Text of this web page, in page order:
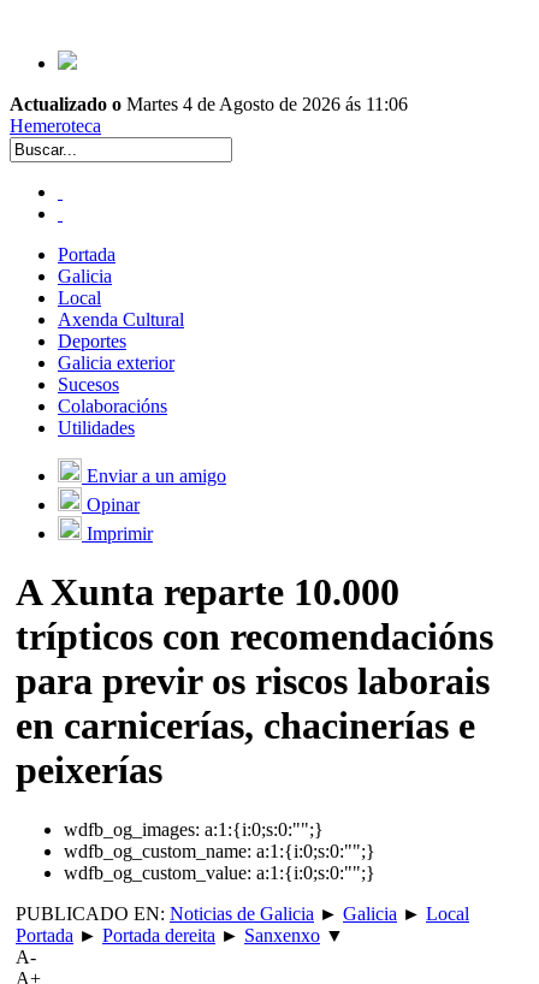
Actualizado o Martes 4 de Agosto de 2026 ás 11:06
Hemeroteca
Portada
Galicia
Local
Axenda Cultural
Deportes
Galicia exterior
Sucesos
Colaboracións
Utilidades
Enviar a un amigo
Opinar
Imprimir
A Xunta reparte 10.000
trípticos con recomendacións
para previr os riscos laborais
en carnicerías, chacinerías e
peixerías
wdfb_og_images: a:1:{i:0;s:0:"";}
wdfb_og_custom_name: a:1:{i:0;s:0:"";}
wdfb_og_custom_value: a:1:{i:0;s:0:"";}
PUBLICADO EN: Noticias de Galicia ► Galicia ► Local
Portada ► Portada dereita ► Sanxenxo ▼
A-
A+